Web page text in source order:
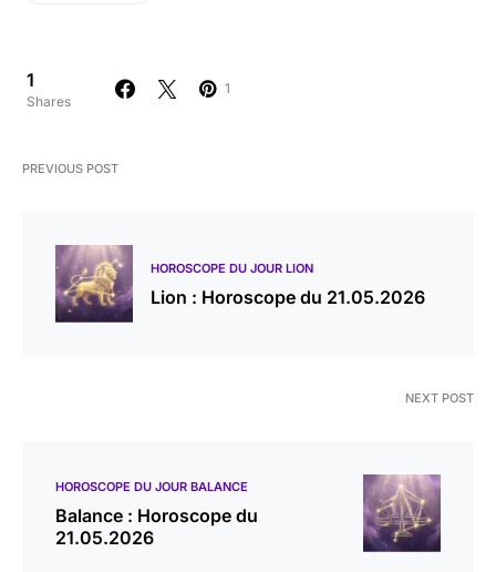
1
Shares
1
PREVIOUS POST
HOROSCOPE DU JOUR LION
Lion : Horoscope du 21.05.2026
NEXT POST
HOROSCOPE DU JOUR BALANCE
Balance : Horoscope du
21.05.2026